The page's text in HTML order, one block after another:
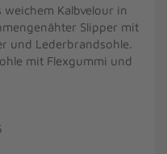
Kalbvelour in
Slipper mit
und Lederbrandsohle.
mit Flexgummi und